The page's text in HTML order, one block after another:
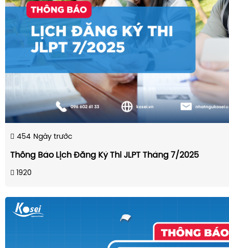
454 Ngày trước
Thông Báo Lịch Đăng Ký Thi JLPT Tháng 7/2025
1920